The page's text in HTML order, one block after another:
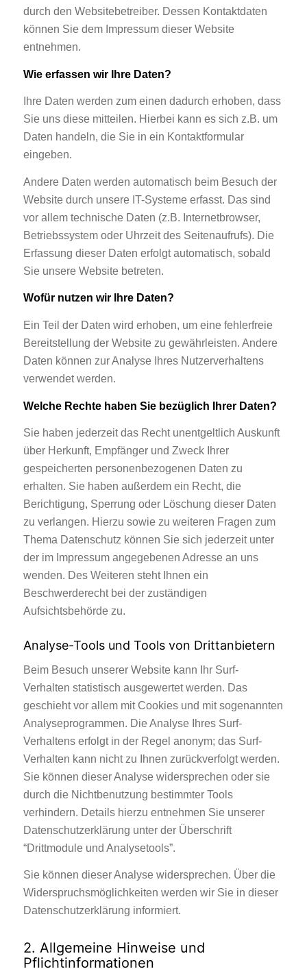
durch den Websitebetreiber. Dessen Kontaktdaten
können Sie dem Impressum dieser Website
entnehmen.
Wie erfassen wir Ihre Daten?
Ihre Daten werden zum einen dadurch erhoben, dass
Sie uns diese mitteilen. Hierbei kann es sich z.B. um
Daten handeln, die Sie in ein Kontaktformular
eingeben.
Andere Daten werden automatisch beim Besuch der
Website durch unsere IT-Systeme erfasst. Das sind
vor allem technische Daten (z.B. Internetbrowser,
Betriebssystem oder Uhrzeit des Seitenaufrufs). Die
Erfassung dieser Daten erfolgt automatisch, sobald
Sie unsere Website betreten.
Wofür nutzen wir Ihre Daten?
Ein Teil der Daten wird erhoben, um eine fehlerfreie
Bereitstellung der Website zu gewährleisten. Andere
Daten können zur Analyse Ihres Nutzerverhaltens
verwendet werden.
Welche Rechte haben Sie bezüglich Ihrer Daten?
Sie haben jederzeit das Recht unentgeltlich Auskunft
über Herkunft, Empfänger und Zweck Ihrer
gespeicherten personenbezogenen Daten zu
erhalten. Sie haben außerdem ein Recht, die
Berichtigung, Sperrung oder Löschung dieser Daten
zu verlangen. Hierzu sowie zu weiteren Fragen zum
Thema Datenschutz können Sie sich jederzeit unter
der im Impressum angegebenen Adresse an uns
wenden. Des Weiteren steht Ihnen ein
Beschwerderecht bei der zuständigen
Aufsichtsbehörde zu.
Analyse-Tools und Tools von Drittanbietern
Beim Besuch unserer Website kann Ihr Surf-
Verhalten statistisch ausgewertet werden. Das
geschieht vor allem mit Cookies und mit sogenannten
Analyseprogrammen. Die Analyse Ihres Surf-
Verhaltens erfolgt in der Regel anonym; das Surf-
Verhalten kann nicht zu Ihnen zurückverfolgt werden.
Sie können dieser Analyse widersprechen oder sie
durch die Nichtbenutzung bestimmter Tools
verhindern. Details hierzu entnehmen Sie unserer
Datenschutzerklärung unter der Überschrift
“Drittmodule und Analysetools”.
Sie können dieser Analyse widersprechen. Über die
Widerspruchsmöglichkeiten werden wir Sie in dieser
Datenschutzerklärung informiert.
2. Allgemeine Hinweise und
Pflichtinformationen